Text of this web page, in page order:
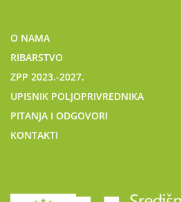
O NAMA
RIBARSTVO
ZPP 2023.-2027.
UPISNIK POLJOPRIVREDNIKA
PITANJA I ODGOVORI
KONTAKTI